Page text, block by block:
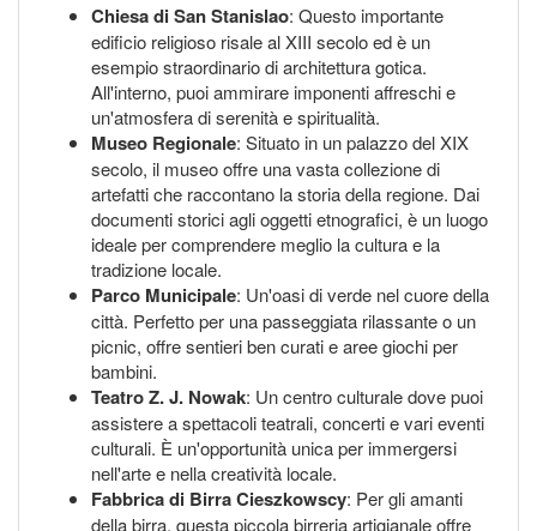
Chiesa di San Stanislao: Questo importante
edificio religioso risale al XIII secolo ed è un
esempio straordinario di architettura gotica.
All'interno, puoi ammirare imponenti affreschi e
un'atmosfera di serenità e spiritualità.
Museo Regionale: Situato in un palazzo del XIX
secolo, il museo offre una vasta collezione di
artefatti che raccontano la storia della regione. Dai
documenti storici agli oggetti etnografici, è un luogo
ideale per comprendere meglio la cultura e la
tradizione locale.
Parco Municipale: Un'oasi di verde nel cuore della
città. Perfetto per una passeggiata rilassante o un
picnic, offre sentieri ben curati e aree giochi per
bambini.
Teatro Z. J. Nowak: Un centro culturale dove puoi
assistere a spettacoli teatrali, concerti e vari eventi
culturali. È un'opportunità unica per immergersi
nell'arte e nella creatività locale.
Fabbrica di Birra Cieszkowscy: Per gli amanti
della birra, questa piccola birreria artigianale offre